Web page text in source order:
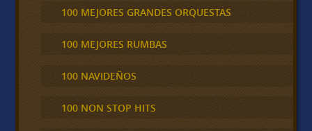
100 MEJORES GRANDES ORQUESTAS
100 MEJORES RUMBAS
100 NAVIDEÑOS
100 NON STOP HITS